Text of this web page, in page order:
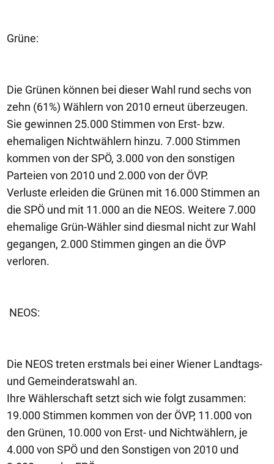
Grüne:
Die Grünen können bei dieser Wahl rund sechs von
zehn (61%) Wählern von 2010 erneut überzeugen.
Sie gewinnen 25.000 Stimmen von Erst- bzw.
ehemaligen Nichtwählern hinzu. 7.000 Stimmen
kommen von der SPÖ, 3.000 von den sonstigen
Parteien von 2010 und 2.000 von der ÖVP.
Verluste erleiden die Grünen mit 16.000 Stimmen an
die SPÖ und mit 11.000 an die NEOS. Weitere 7.000
ehemalige Grün-Wähler sind diesmal nicht zur Wahl
gegangen, 2.000 Stimmen gingen an die ÖVP
verloren.
NEOS:
Die NEOS treten erstmals bei einer Wiener Landtags-
und Gemeinderatswahl an.
Ihre Wählerschaft setzt sich wie folgt zusammen:
19.000 Stimmen kommen von der ÖVP, 11.000 von
den Grünen, 10.000 von Erst- und Nichtwählern, je
4.000 von SPÖ und den Sonstigen von 2010 und